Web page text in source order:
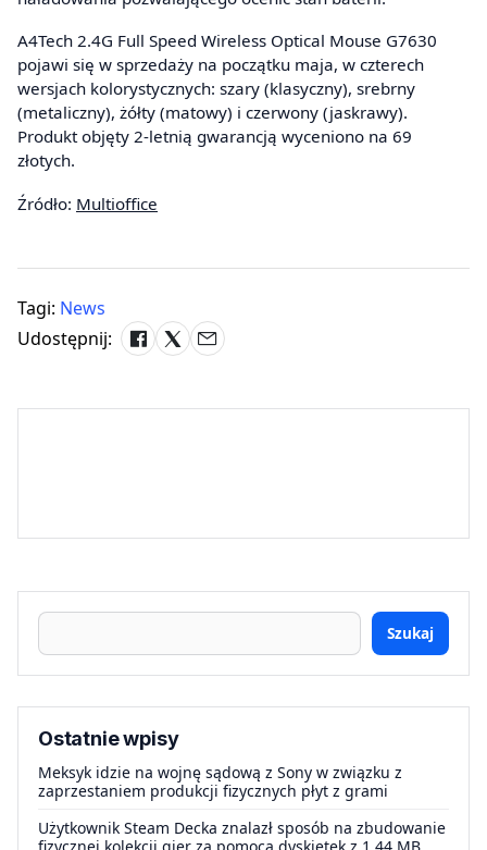
A4Tech 2.4G Full Speed Wireless Optical Mouse G7630
pojawi się w sprzedaży na początku maja, w czterech
wersjach kolorystycznych: szary (klasyczny), srebrny
(metaliczny), żółty (matowy) i czerwony (jaskrawy).
Produkt objęty 2-letnią gwarancją wyceniono na 69
złotych.
Źródło: Multioffice
Tagi: News
Udostępnij:
Szukaj
Ostatnie wpisy
Meksyk idzie na wojnę sądową z Sony w związku z
zaprzestaniem produkcji fizycznych płyt z grami
Użytkownik Steam Decka znalazł sposób na zbudowanie
fizycznej kolekcji gier za pomocą dyskietek z 1.44 MB